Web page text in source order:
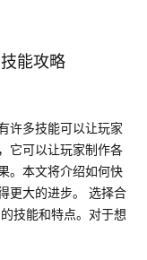
能攻略
许多技能可以让玩家
它可以让玩家制作各
。本文将介绍如何快
更大的进步。 选择合
技能和特点。对于想